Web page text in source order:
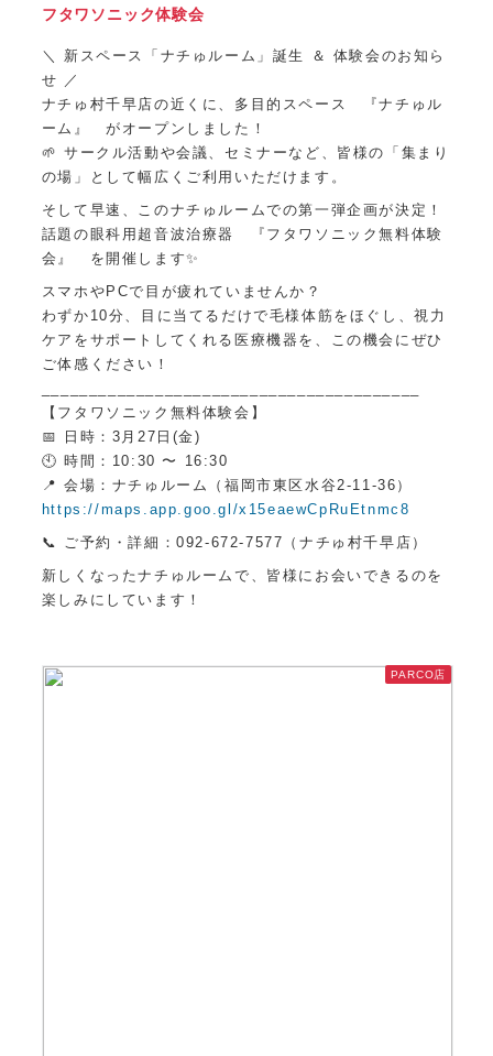
フタワソニック体験会
＼ 新スペース「ナチゅルーム」誕生 ＆ 体験会のお知ら
せ ／
ナチゅ村千早店の近くに、多目的スペース 『ナチゅル
ーム』 がオープンしました！
🌱 サークル活動や会議、セミナーなど、皆様の「集まり
の場」として幅広くご利用いただけます。
そして早速、このナチゅルームでの第一弾企画が決定！
話題の眼科用超音波治療器 『フタワソニック無料体験
会』 を開催します✨
スマホやPCで目が疲れていませんか？
わずか10分、目に当てるだけで毛様体筋をほぐし、視力
ケアをサポートしてくれる医療機器を、この機会にぜひ
ご体感ください！
【フタワソニック無料体験会】
📅 日時：3月27日(金)
🕙 時間：10:30 〜 16:30
📍 会場：ナチゅルーム（福岡市東区水谷2-11-36）
https://maps.app.goo.gl/x15eaewCpRuEtnmc8
📞 ご予約・詳細：092-672-7577（ナチゅ村千早店）
新しくなったナチゅルームで、皆様にお会いできるのを
楽しみにしています！
PARCO店